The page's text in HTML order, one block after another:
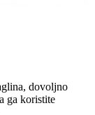
dovoljno
ga koristite